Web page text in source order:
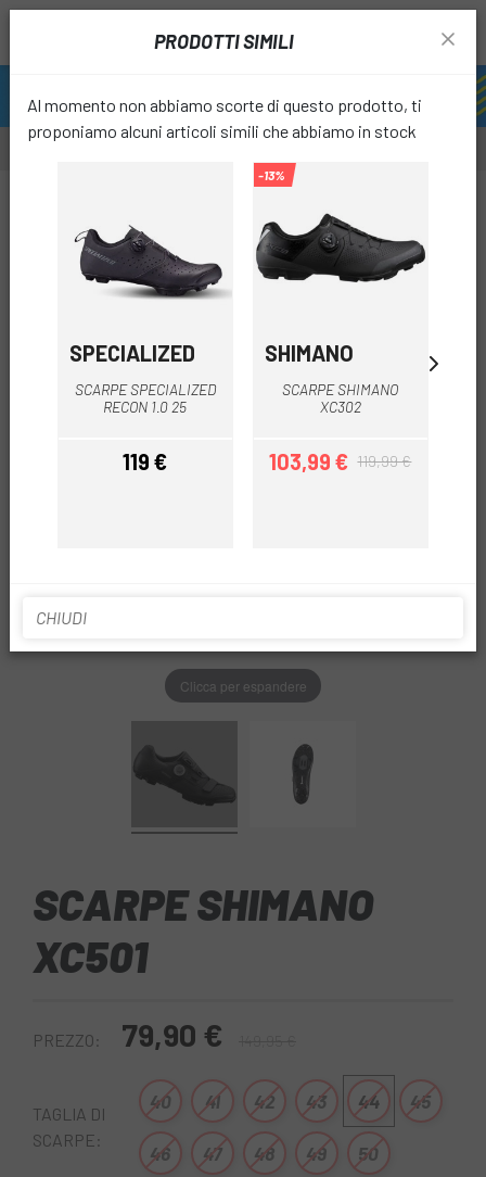
Clicca per espandere
SCARPE SHIMANO
XC501
PREZZO: 79,90 €
TAGLIA DI
SCARPE:
40 41 42 43 44 45
46 47 48 49 50
PRODOTTI SIMILI
Al momento non abbiamo scorte di questo prodotto, ti
proponiamo alcuni articoli simili che abbiamo in stock
SPECIALIZED
SCARPE SPECIALIZED
RECON 1.0 25
Prezzo
119 €
-13%
SHIMANO
SCARPE SHIMANO
XC302
Prezzo
103,99 €Prezzo base
119,99 €
CHIUDI